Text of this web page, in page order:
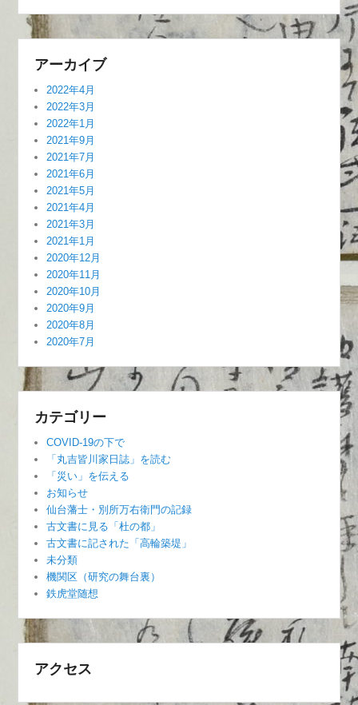
アーカイブ
2022年4月
2022年3月
2022年1月
2021年9月
2021年7月
2021年6月
2021年5月
2021年4月
2021年3月
2021年1月
2020年12月
2020年11月
2020年10月
2020年9月
2020年8月
2020年7月
カテゴリー
COVID-19の下で
「丸吉皆川家日誌」を読む
「災い」を伝える
お知らせ
仙台藩士・別所万右衛門の記録
古文書に見る「杜の都」
古文書に記された「高輪築堤」
未分類
機関区（研究の舞台裏）
鉄虎堂随想
アクセス